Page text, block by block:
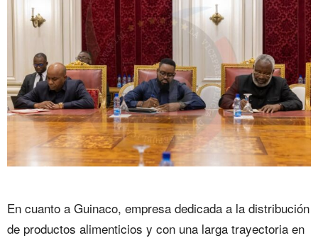
En cuanto a Guinaco, empresa dedicada a la distribución
de productos alimenticios y con una larga trayectoria en